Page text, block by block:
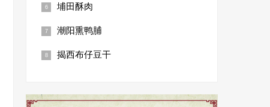
埔田酥肉
潮阳熏鸭脯
揭西布仔豆干